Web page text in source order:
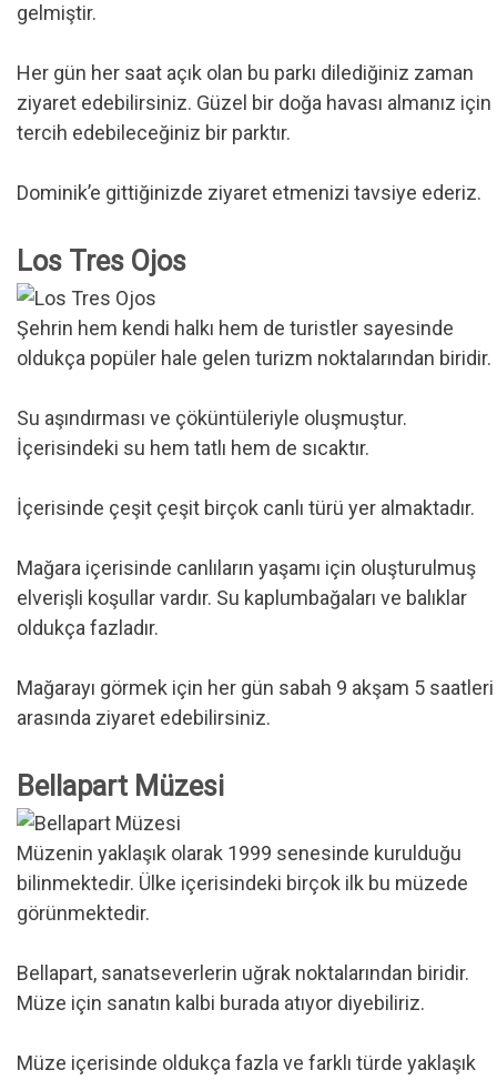
gelmiştir.
Her gün her saat açık olan bu parkı dilediğiniz zaman
ziyaret edebilirsiniz. Güzel bir doğa havası almanız için
tercih edebileceğiniz bir parktır.
Dominik’e gittiğinizde ziyaret etmenizi tavsiye ederiz.
Los Tres Ojos
Şehrin hem kendi halkı hem de turistler sayesinde
oldukça popüler hale gelen turizm noktalarından biridir.
Su aşındırması ve çöküntüleriyle oluşmuştur.
İçerisindeki su hem tatlı hem de sıcaktır.
İçerisinde çeşit çeşit birçok canlı türü yer almaktadır.
Mağara içerisinde canlıların yaşamı için oluşturulmuş
elverişli koşullar vardır. Su kaplumbağaları ve balıklar
oldukça fazladır.
Mağarayı görmek için her gün sabah 9 akşam 5 saatleri
arasında ziyaret edebilirsiniz.
Bellapart Müzesi
Müzenin yaklaşık olarak 1999 senesinde kurulduğu
bilinmektedir. Ülke içerisindeki birçok ilk bu müzede
görünmektedir.
Bellapart, sanatseverlerin uğrak noktalarından biridir.
Müze için sanatın kalbi burada atıyor diyebiliriz.
Müze içerisinde oldukça fazla ve farklı türde yaklaşık